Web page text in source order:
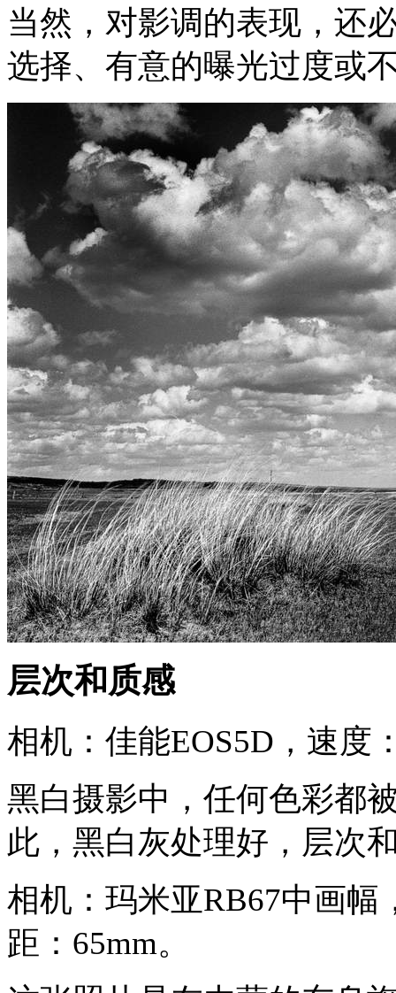
当然，对影调的表现，还
选择、有意的曝光过度或
层次和质感
相机：佳能EOS5D，速度
黑白摄影中，任何色彩都
此，黑白灰处理好，层次
相机：玛米亚RB67中画幅
距：65mm。